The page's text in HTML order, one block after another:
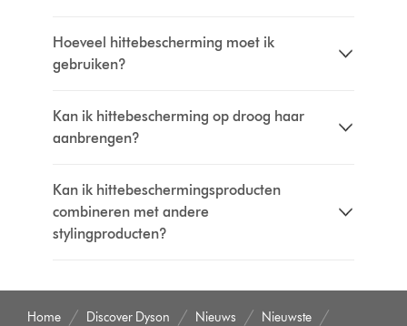
Hoeveel hittebescherming moet ik
gebruiken?
Kan ik hittebescherming op droog haar
aanbrengen?
Kan ik hittebeschermingsproducten
combineren met andere
stylingproducten?
Home Discover Dyson Nieuws Nieuwste